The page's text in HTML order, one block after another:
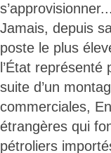
Jamais, depuis
poste le plus
l’État
suite d’un
commerciales,
étrangères qui
pétroliers